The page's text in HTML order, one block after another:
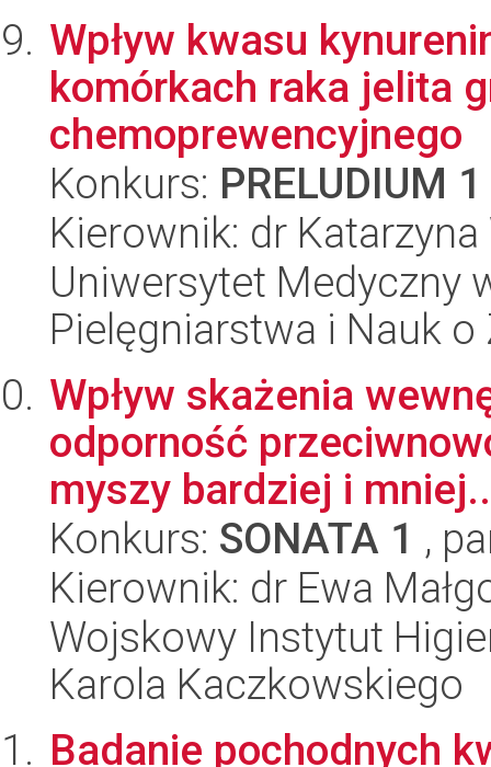
Wpływ kwasu
komórkach raka jelita
chemoprewencyjnego
Konkurs: PRELUDIUM 1
Kierownik: dr Katarzyna
Uniwersytet Medyczny
Pielęgniarstwa i Nauk
Wpływ skażenia
odporność
myszy bardziej i
Konkurs: SONATA 1 ,
Kierownik: dr Ewa
Wojskowy Instytut
Karola Kaczkowskiego
Badanie pochodnych